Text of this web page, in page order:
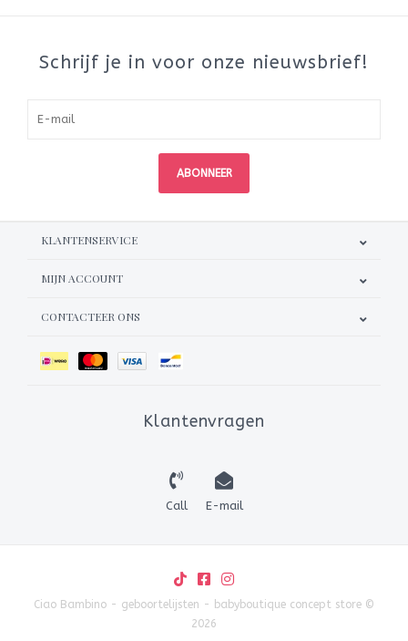
Schrijf je in voor onze nieuwsbrief!
ABONNEER
KLANTENSERVICE
MIJN ACCOUNT
CONTACTEER ONS
Klantenvragen
Call E-mail
Ciao Bambino - geboortelijsten - babyboutique concept store ©
2026